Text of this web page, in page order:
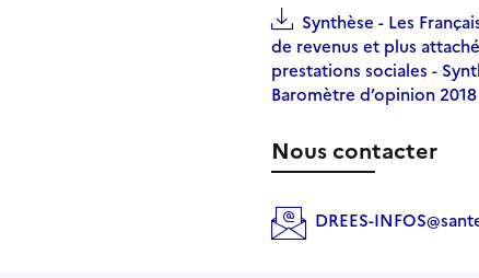
Synthèse - Les
de revenus et plus
prestations sociales -
Baromètre d’opinion 2018
Nous contacter
DREES-